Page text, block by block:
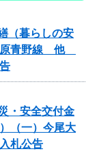
（暮らしの安
原青野線 他
・安全交付金
（一）今尾大
札公告